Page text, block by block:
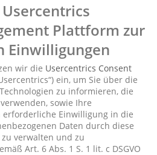
Plattform zur
Einwilligungen
wir die Usercentrics Consent
ein, um Sie über die
zu informieren, die
sowie Ihre
erforderliche Einwilligung in die
Daten durch diese
verwalten und zu
Art. 6 Abs. 1 S. 1 lit. c DSGVO